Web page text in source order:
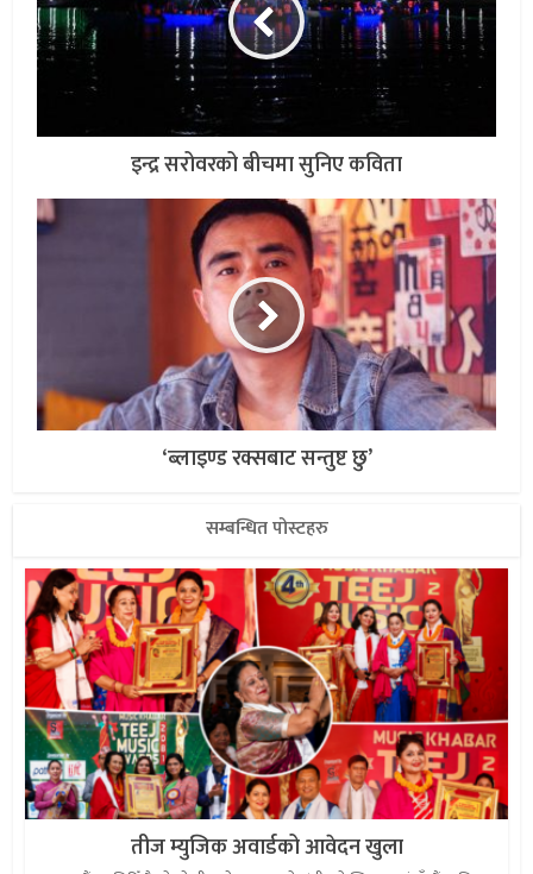
इन्द्र सरोवरको बीचमा सुनिए कविता
‘ब्लाइण्ड रक्सबाट सन्तुष्ट छु’
सम्बन्धित पोस्टहरु
तीज म्युजिक अवार्डको आवेदन खुला